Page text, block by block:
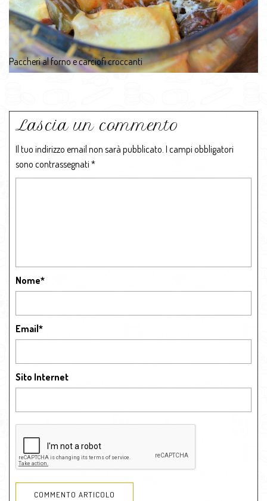
Paccheri al forno e carciofi croccanti
Lascia un commento
Il tuo indirizzo email non sarà pubblicato. I campi obbligatori
sono contrassegnati *
Nome*
Email*
Sito Internet